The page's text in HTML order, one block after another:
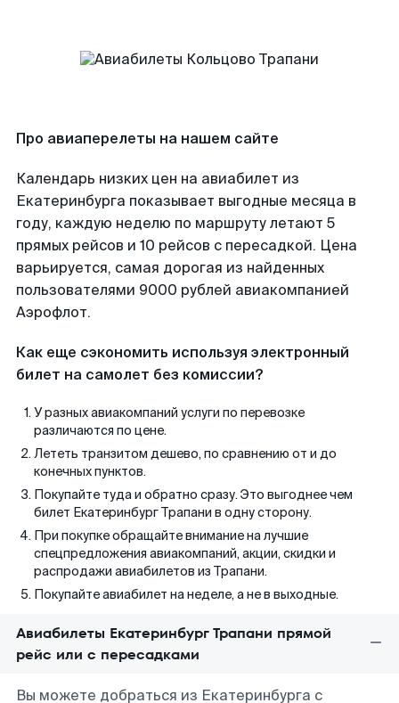
Про авиаперелеты на нашем сайте
Календарь низких цен на авиабилет из
Екатеринбурга показывает выгодные месяца в
году, каждую неделю по маршруту летают 5
прямых рейсов и 10 рейсов с пересадкой. Цена
варьируется, самая дорогая из найденных
пользователями 9000 рублей авиакомпанией
Аэрофлот.
Как еще сэкономить используя электронный
билет на самолет без комиссии?
У разных авиакомпаний услуги по перевозке
различаются по цене.
Лететь транзитом дешево, по сравнению от и до
конечных пунктов.
Покупайте туда и обратно сразу. Это выгоднее чем
билет Екатеринбург Трапани в одну сторону.
При покупке обращайте внимание на лучшие
спецпредложения авиакомпаний, акции, скидки и
распродажи авиабилетов из Трапани.
Покупайте авиабилет на неделе, а не в выходные.
Авиабилеты Екатеринбург Трапани прямой
рейс или с пересадками
Вы можете добраться из Екатеринбурга с